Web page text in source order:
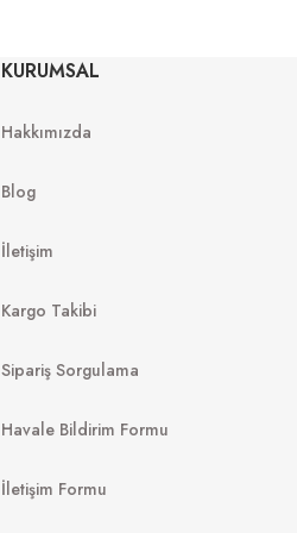
OO 9242 924201 52
LACOSTE
KURUMSAL
Hakkımızda
Blog
İletişim
Kargo Takibi
Sipariş Sorgulama
Havale Bildirim Formu
İletişim Formu